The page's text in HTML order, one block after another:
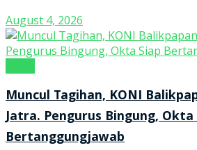
August 4, 2026
Muncul Tagihan, KONI
Jatra. Pengurus Bingung, Okta
Bertanggungjawab